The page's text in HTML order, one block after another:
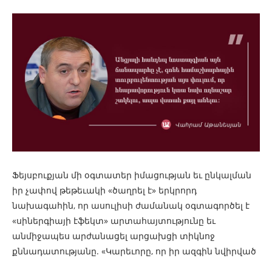
Ֆեյսբուքյան մի օգտատեր իմացության եւ ընկալման
իր չափով թեթեւակի «ծաղրել է» երկրորդ
նախագահին, որ ասուլիսի ժամանակ օգտագործել է
«սիներգիայի էֆեկտ» արտահայտությունը եւ
անմիջապես արժանացել արցախցի տիկնոջ
քննադատությանը. «Կարեւորը, որ իր ազգին նվիրված